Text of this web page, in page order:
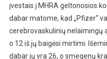
įvestais į MHRA geltonosios
dabar matome, kad „Pfizer“
cerebrovaskulinių nelaimingų
o 12 iš jų baigėsi mirtimi.
dabar jų yra 26, o smegenų